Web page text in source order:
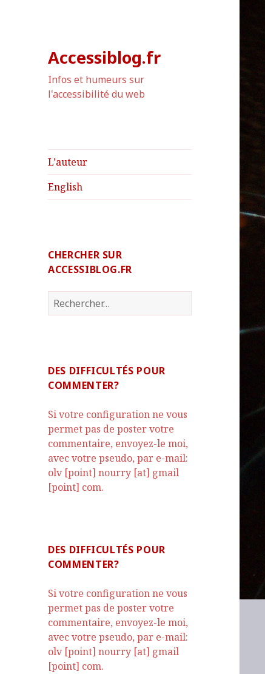
Accessiblog.fr
Infos et humeurs sur
l'accessibilité du web
L’auteur
English
CHERCHER SUR
ACCESSIBLOG.FR
Rechercher :
DES DIFFICULTÉS POUR
COMMENTER?
Si votre configuration ne vous
permet pas de poster votre
commentaire, envoyez-le moi,
avec votre pseudo, par e-mail:
olv [point] nourry [at] gmail
[point] com.
DES DIFFICULTÉS POUR
COMMENTER?
Si votre configuration ne vous
permet pas de poster votre
commentaire, envoyez-le moi,
avec votre pseudo, par e-mail:
olv [point] nourry [at] gmail
[point] com.